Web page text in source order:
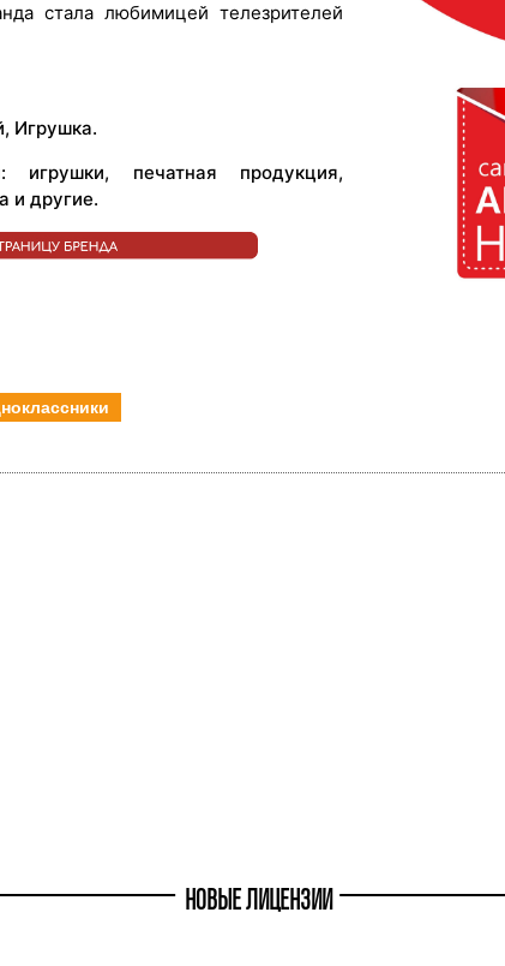
стала любимицей телезрителей
Игрушка.
игрушки, печатная продукция,
и другие.
НОВЫЕ ЛИЦЕНЗИИ